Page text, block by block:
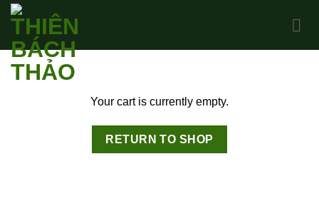
Skip
content
Your cart is currently empty.
RETURN TO SHOP